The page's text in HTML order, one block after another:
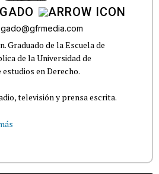
Graduado de la Escuela de
de la Universidad de
estudios en Derecho.
televisión y prensa escrita.